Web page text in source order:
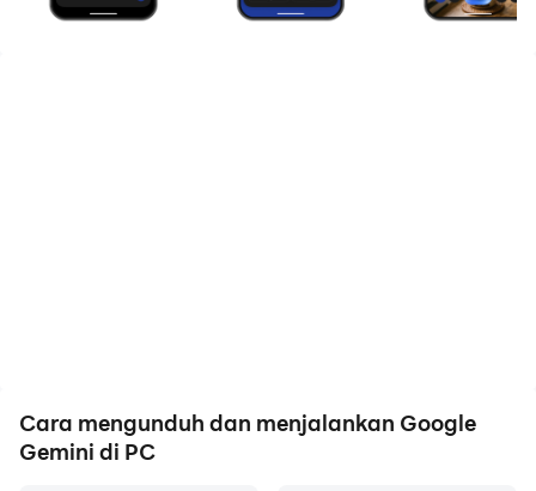
gambar yang tajam untuk versi PC!
akan mendapatkan respons yang disusun apik,
Cara mengunduh dan menjalankan Google
Gemini di PC